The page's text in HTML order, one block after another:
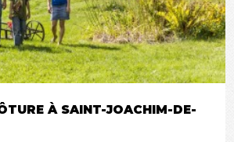
À SAINT-JOACHIM-DE-